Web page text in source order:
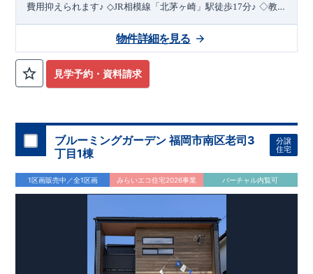
費用抑えられます♪ ◇JR相模線 「北茅ヶ崎」駅徒歩17分♪ ◇教育
暮らしやすく長く愛される安心住まい ☆★
◇使い勝手の良い多
・開放感を演出するスタイリッシュな
井・吹き抜け】 ・ LDKにちょっとしたおしゃれ感を
井】
◇実際に生活した時に便利
納スペース・各居室クローゼット完備】
棟） ≪ ブルーミングガーデンのこだわり ≫←各タイトルをク
!! ■住宅性能評価ダブル取得 ! ・『設計』住宅性能評価 ‥‥
建物設計段階で、国が認めた第三機関が評価しております。 ・
るか、建設までに計
回チェックが行われます。
・図面や書類
上だけでなく、「現場の施工状況」を検査した上で、品質を保
確だからこそ、お客様の安心に繋がります。 ・設計、施工、営
業が協力しあい、最良のプランをご提供いたします。
中間マージンを抑える事で、コストダウンに努めております。
見学予約・資料請求
物件詳細を見る
ブルーミングガーデン 福岡市南区老司3
丁目1棟
分譲
住宅
1区画販売中／全1区画 みらいエコ住宅2026事業 バーチャル内覧可